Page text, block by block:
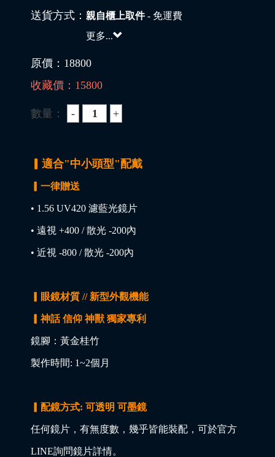
送貨方式： 親自櫃上取件- 免運費
更多...
原價： 18800
收藏價： 15800
數量：
▎適合"中小頭型"配戴
▎一律贈送
• 1.56 UV420 濾藍光鏡片
• 遠視 +400 / 散光 -200內
• 近視 -800 / 散光 -200內
▎眼鏡材質 // 新型外觀機能
▎神話 信仰 神獸 獨家專利
鏡腳：黃金桂竹
製作時間: 1~2個月
▎配鏡方式: 可透明 可墨鏡
任何鏡片，有無度數，幾乎皆能裝配，可於官方
LINE詢問鏡片詳情。